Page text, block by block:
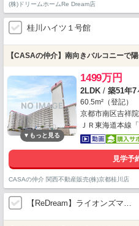
(株)ドリームホームRe Dream店
桂川ハイツ１号館
【CASAの仲介】南向きバルコニーで
1499万円
2LDK / 築51年7
60.5m²（登記）
京都市南区吉祥
ＪＲ東海道本線
見学予
CASAの仲介 関西不動産販売(株)京都桂川店
【ReDream】ライオンズマ…